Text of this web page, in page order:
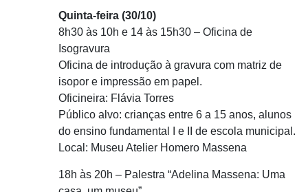
Quinta-feira (30/10)
8h30 às 10h e 14 às 15h30 – Oficina de
Isogravura
Oficina de introdução à gravura com matriz de
isopor e impressão em papel.
Oficineira: Flávia Torres
Público alvo: crianças entre 6 a 15 anos, alunos
do ensino fundamental I e II de escola municipal.
Local: Museu Atelier Homero Massena
18h às 20h – Palestra “Adelina Massena: Uma